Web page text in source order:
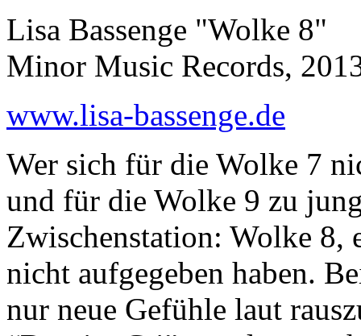
Lisa Bassenge "Wolke 8"
Minor Music Records,
www.lisa-bassenge.de
Wer sich für die Wolke 7
und für die Wolke 9 zu
Zwischenstation: Wolke 8,
nicht aufgegeben haben.
nur neue Gefühle laut